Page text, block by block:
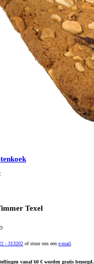
Texel
- 313202 of stuur ons een e-mail
vanaf 60 € worden gratis bezorgd.